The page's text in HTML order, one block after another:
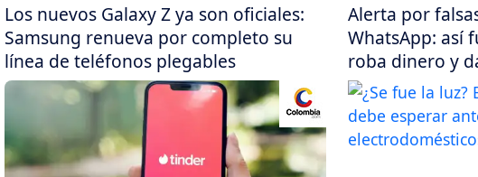
Los nuevos Galaxy Z ya son oficiales:
Samsung renueva por completo su
línea de teléfonos plegables
Alerta por
WhatsApp: así
roba dinero y